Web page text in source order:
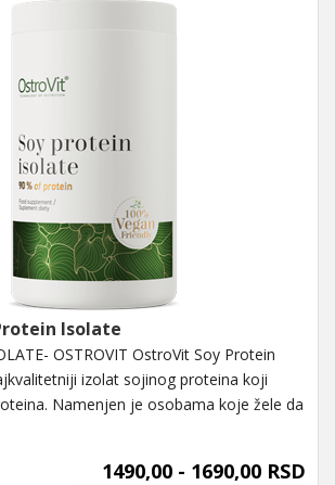
Isolate
OSTROVIT OstroVit Soy Protein
izolat sojinog proteina koji
Namenjen je osobama koje žele da
1490,00 - 1690,00 RSD